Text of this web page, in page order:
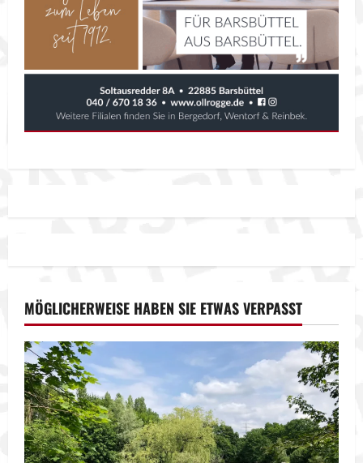
MÖGLICHERWEISE HABEN SIE ETWAS VERPASST